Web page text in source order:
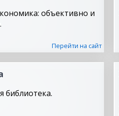
объективно и
Перейти на сайт
библиотека.